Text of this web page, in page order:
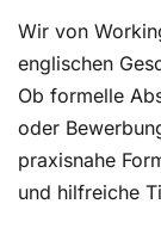
Wir von
englischen
Ob formelle
oder
praxisnahe
und hilfreiche